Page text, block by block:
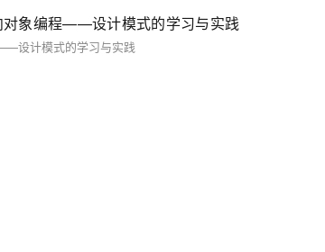
对象编程——设计模式的学习与实践
设计模式的学习与实践